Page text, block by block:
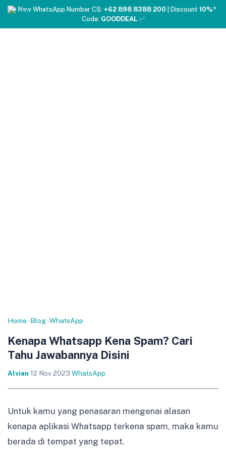
❤️ New WhatsApp Number CS: +62 898 8388 200 | Discount 10%*
Code: GOODDEAL ✅
Home ›Blog ›WhatsApp
Kenapa Whatsapp Kena Spam? Cari
Tahu Jawabannya Disini
Alvian·12 Nov 2023·WhatsApp
Untuk kamu yang penasaran mengenai alasan
kenapa aplikasi Whatsapp terkena spam, maka kamu
berada di tempat yang tepat.